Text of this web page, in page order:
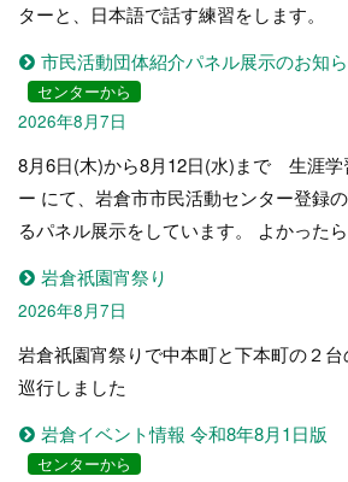
ターと、日本語で話す練習をします。
市民活動団体紹介パネル展示のお知
センターから
2026年8月7日
8月6日(木)から8月12日(水)まで 生涯学
ー にて、岩倉市市民活動センター登録
るパネル展示をしています。 よかった
岩倉祇園宵祭り
2026年8月7日
岩倉祇園宵祭りで中本町と下本町の２
巡行しました
岩倉イベント情報 令和8年8月1日版
センターから